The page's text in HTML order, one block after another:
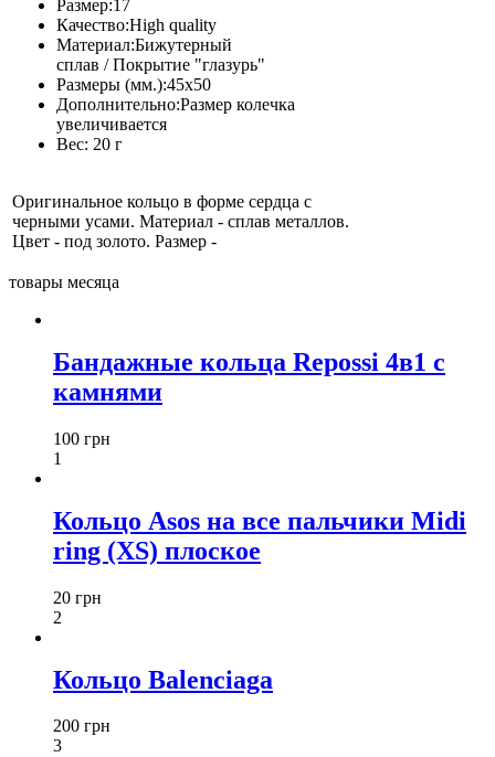
Размер:17
Качество:High quality
Материал:Бижутерный
сплав / Покрытие "глазурь"
Размеры (мм.):45х50
Дополнительно:Размер колечка
увеличивается
Вес: 20 г
Оригинальное кольцо в форме сердца с
черными усами. Материал - сплав металлов.
Цвет - под золото. Размер -
товары месяца
Бандажные кольца Repossi 4в1 с
камнями
100 грн
1
Кольцо Asos на все пальчики Midi
ring (XS) плоское
20 грн
2
Кольцо Balenciaga
200 грн
3